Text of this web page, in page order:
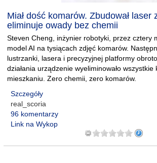
Miał dość komarów. Zbudował laser
eliminuje owady bez chemii
Steven Cheng, inżynier robotyki, przez cztery
model AI na tysiącach zdjęć komarów.
lustrzanki, lasera i precyzyjnej platformy
działania urządzenie wyeliminowało wszystkie
mieszkaniu. Zero chemii, zero komarów.
Szczegóły
real_scoria
96 komentarzy
Link na Wykop